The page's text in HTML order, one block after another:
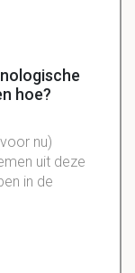
hoe?
nu)
uit deze
in de